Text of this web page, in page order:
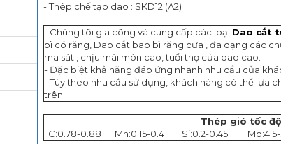
- Thép chế tạo dao : SKD12 (A2)
- Chúng tôi gia công và cung cấp các loại Dao cắt
bì có răng, Dao cắt bao bì răng cưa , đa dạng các
ma sát , chịu mài mòn cao, tuổi thọ của dao cao.
- Đặc biệt khả năng đáp ứng nhanh nhu cầu của
- Tùy theo nhu cầu sử dụng, khách hàng có thể lựa
trên
Thép gió tốc
C:0.78-0.88
Mn:0.15-0.4 Si:0.2-0.45